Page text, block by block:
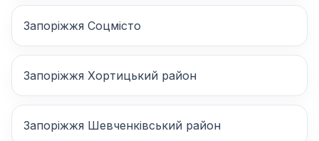
Запоріжжя Соцмісто
Запоріжжя Хортицький район
Запоріжжя Шевченківський район